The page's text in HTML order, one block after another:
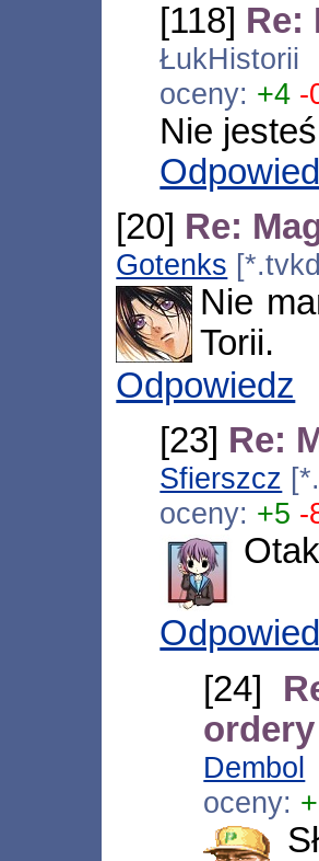
[118] Re:
oceny: +4 -
Nie
[20] Re:
Gotenks
Nie
Torii.
Odpowiedz
[23] Re:
Sfierszcz
oceny: +5 -
[24]
ordery
Dembol
oceny: